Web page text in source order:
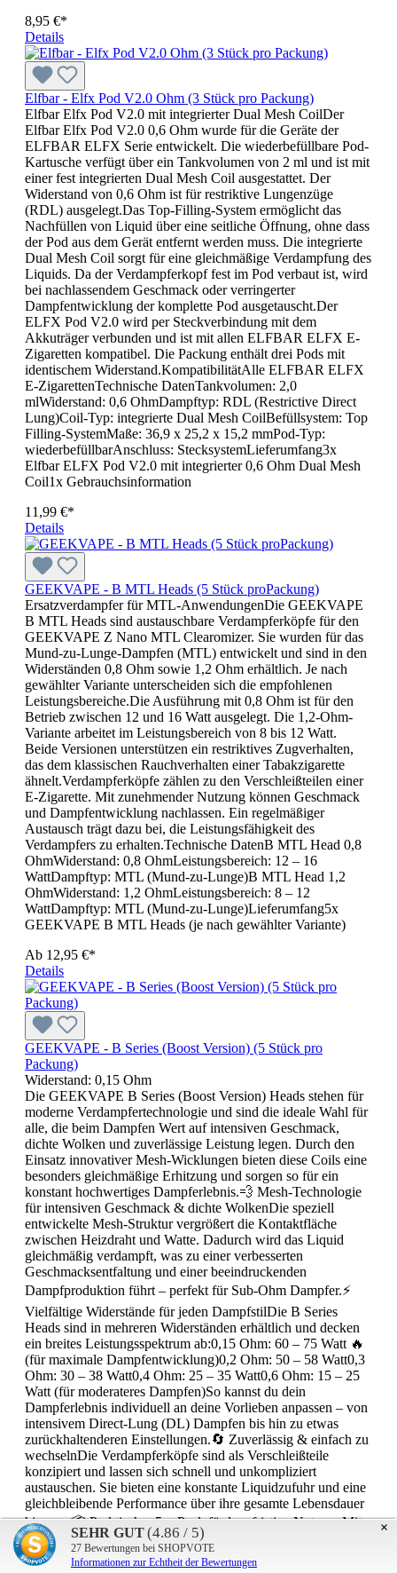
8,95 €*
Details
Elfbar - Elfx Pod V2.0 Ohm (3 Stück pro Packung)
Elfbar Elfx Pod V2.0 mit integrierter Dual Mesh CoilDer
Elfbar Elfx Pod V2.0 0,6 Ohm wurde für die Geräte der
ELFBAR ELFX Serie entwickelt. Die wiederbefüllbare Pod-
Kartusche verfügt über ein Tankvolumen von 2 ml und ist mit
einer fest integrierten Dual Mesh Coil ausgestattet. Der
Widerstand von 0,6 Ohm ist für restriktive Lungenzüge
(RDL) ausgelegt.Das Top-Filling-System ermöglicht das
Nachfüllen von Liquid über eine seitliche Öffnung, ohne dass
der Pod aus dem Gerät entfernt werden muss. Die integrierte
Dual Mesh Coil sorgt für eine gleichmäßige Verdampfung des
Liquids. Da der Verdampferkopf fest im Pod verbaut ist, wird
bei nachlassendem Geschmack oder verringerter
Dampfentwicklung der komplette Pod ausgetauscht.Der
ELFX Pod V2.0 wird per Steckverbindung mit dem
Akkuträger verbunden und ist mit allen ELFBAR ELFX E-
Zigaretten kompatibel. Die Packung enthält drei Pods mit
identischem Widerstand.KompatibilitätAlle ELFBAR ELFX
E-ZigarettenTechnische DatenTankvolumen: 2,0
mlWiderstand: 0,6 OhmDampftyp: RDL (Restrictive Direct
Lung)Coil-Typ: integrierte Dual Mesh CoilBefüllsystem: Top
Filling-SystemMaße: 36,9 x 25,2 x 15,2 mmPod-Typ:
wiederbefüllbarAnschluss: StecksystemLieferumfang3x
Elfbar ELFX Pod V2.0 mit integrierter 0,6 Ohm Dual Mesh
Coil1x Gebrauchsinformation
11,99 €*
Details
GEEKVAPE - B MTL Heads (5 Stück proPackung)
Ersatzverdampfer für MTL-AnwendungenDie GEEKVAPE
B MTL Heads sind austauschbare Verdampferköpfe für den
GEEKVAPE Z Nano MTL Clearomizer. Sie wurden für das
Mund-zu-Lunge-Dampfen (MTL) entwickelt und sind in den
Widerständen 0,8 Ohm sowie 1,2 Ohm erhältlich. Je nach
gewählter Variante unterscheiden sich die empfohlenen
Leistungsbereiche.Die Ausführung mit 0,8 Ohm ist für den
Betrieb zwischen 12 und 16 Watt ausgelegt. Die 1,2-Ohm-
Variante arbeitet im Leistungsbereich von 8 bis 12 Watt.
Beide Versionen unterstützen ein restriktives Zugverhalten,
das dem klassischen Rauchverhalten einer Tabakzigarette
ähnelt.Verdampferköpfe zählen zu den Verschleißteilen einer
E-Zigarette. Mit zunehmender Nutzung können Geschmack
und Dampfentwicklung nachlassen. Ein regelmäßiger
Austausch trägt dazu bei, die Leistungsfähigkeit des
Verdampfers zu erhalten.Technische DatenB MTL Head 0,8
OhmWiderstand: 0,8 OhmLeistungsbereich: 12 – 16
WattDampftyp: MTL (Mund-zu-Lunge)B MTL Head 1,2
OhmWiderstand: 1,2 OhmLeistungsbereich: 8 – 12
WattDampftyp: MTL (Mund-zu-Lunge)Lieferumfang5x
GEEKVAPE B MTL Heads (je nach gewählter Variante)
Ab 12,95 €*
Details
GEEKVAPE - B Series (Boost Version) (5 Stück pro
Packung)
Widerstand: 0,15 Ohm
Die GEEKVAPE B Series (Boost Version) Heads stehen für
moderne Verdampfertechnologie und sind die ideale Wahl für
alle, die beim Dampfen Wert auf intensiven Geschmack,
dichte Wolken und zuverlässige Leistung legen. Durch den
Einsatz innovativer Mesh-Wicklungen bieten diese Coils eine
besonders gleichmäßige Erhitzung und sorgen so für ein
konstant hochwertiges Dampferlebnis.💨 Mesh-Technologie
für intensiven Geschmack & dichte WolkenDie speziell
entwickelte Mesh-Struktur vergrößert die Kontaktfläche
zwischen Heizdraht und Watte. Dadurch wird das Liquid
gleichmäßig verdampft, was zu einer verbesserten
Geschmacksentfaltung und einer beeindruckenden
Dampfproduktion führt – perfekt für Sub-Ohm Dampfer.⚡
Vielfältige Widerstände für jeden DampfstilDie B Series
Heads sind in mehreren Widerständen erhältlich und decken
ein breites Leistungsspektrum ab:0,15 Ohm: 60 – 75 Watt 🔥
(für maximale Dampfentwicklung)0,2 Ohm: 50 – 58 Watt0,3
Ohm: 30 – 38 Watt0,4 Ohm: 25 – 35 Watt0,6 Ohm: 15 – 25
Watt (für moderateres Dampfen)So kannst du dein
Dampferlebnis individuell an deine Vorlieben anpassen – von
intensivem Direct-Lung (DL) Dampfen bis hin zu etwas
zurückhaltenderen Einstellungen.🔄 Zuverlässig & einfach zu
wechselnDie Verdampferköpfe sind als Verschleißteile
konzipiert und lassen sich schnell und unkompliziert
austauschen. Sie bieten eine konstante Liquidzufuhr und eine
gleichbleibende Performance über ihre gesamte Lebensdauer
hinweg.📦 Praktischer 5er-Pack für langfristige NutzungMit
der Verpackungseinheit von fünf Coils bist du bestens
ausgestattet und hast jederzeit Ersatz zur Hand – ideal für den
×
SEHR GUT(4.86 / 5)
27 Bewertungen bei SHOPVOTE
Informationen zur Echtheit der Bewertungen